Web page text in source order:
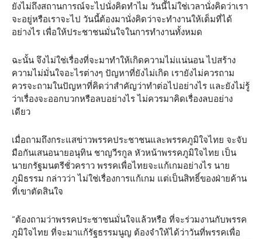
ยังไม่ถึงสถานการณ์จะไปนั่งคิดทำไม วันนี้ไม่ใช่เวลานั่งคิดว่าเรา
จะอยู่หรือเราจะไป วันนี้ต้องมานั่งคิดว่าจะทำงานให้เต็มที่ได้
อย่างไร เพื่อให้ประชาชนมั่นใจในการทำงานทั้งหมด
ฉะนั้น จึงไม่ใช่เรื่องที่จะมาทำให้เกิดความไม่แน่นอน ไปสร้าง
ความไม่มั่นใจอะไรต่างๆ ปัญหาที่ยังไม่เกิด เรายังไม่ควรถาม
ควรจะถามในปัญหาที่คิดว่าสำคัญว่าทำต่อไปอย่างไร และยังไม่รู้
ว่าเรื่องจะออกบวกหรือลบอย่างไร ไม่ควรมาคิดเรื่องลบอย่าง
เดียว
เมื่อถามถึงกระแสข่าวพรรคประชาชนและพรรคภูมิใจไทย จะจับ
มือกันเสนอนายอนุทิน ชาญวีรกูล หัวหน้าพรรคภูมิใจไทย เป็น
นายกรัฐมนตรีชั่วคราว พรรคเพื่อไทยจะแก้เกมอย่างไร นาย
ภูมิธรรม กล่าวว่า ไม่ใช่เรื่องการแก้เกม แต่เป็นสิทธิ์ของฝ่ายค้าน
ที่เขาตัดสินใจ
“ต้องถามว่าพรรคประชาชนมั่นใจแล้วหรือ ที่จะร่วมงานกับพรรค
ภูมิใจไทย ที่จะมาแก้รัฐธรรมนูญ ต้องจำให้ได้ว่าวันที่พรรคเพื่อ